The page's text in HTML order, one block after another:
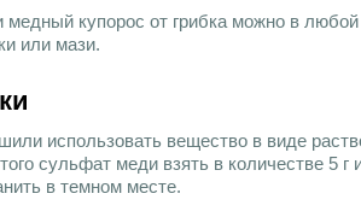
медный купорос от грибка можно в
или мази.
использовать вещество в виде
сульфат меди взять в количестве 5
в темном месте.